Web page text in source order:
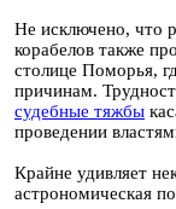
Не исключено, что
корабелов также
столице Поморья,
причинам.
судебные тяжбы
проведении
Крайне удивляет
астрономическая